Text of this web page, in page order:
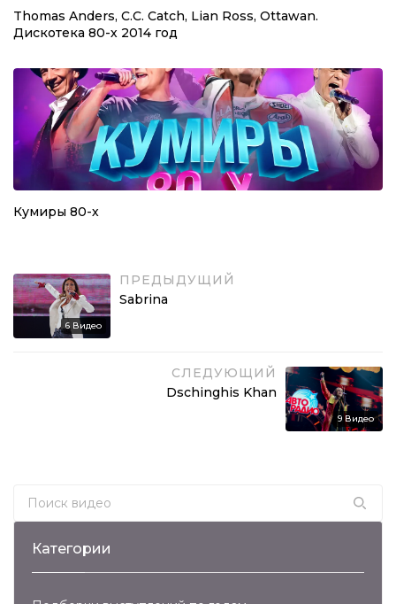
Thomas Anders, C.C. Catch, Lian Ross, Ottawan.
Дискотека 80-х 2014 год
Кумиры 80-х
6 Видео
ПРЕДЫДУЩИЙ
Sabrina
СЛЕДУЮЩИЙ
Dschinghis Khan
9Видео
Search for:
Категории